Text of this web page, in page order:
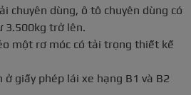
chuyên dùng, ô tô chuyên dùng có
trở lên.
một rơ móc có tải trọng thiết kế
ở giấy phép lái xe hạng B1 và B2